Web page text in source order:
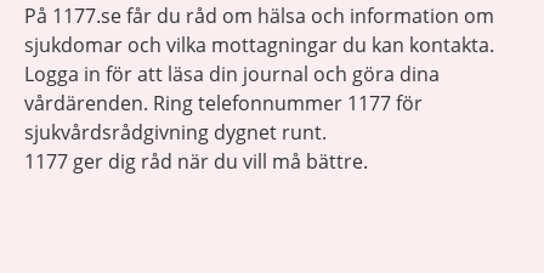
På 1177.se får du råd om hälsa och information om
sjukdomar och vilka mottagningar du kan kontakta.
Logga in för att läsa din journal och göra dina
vårdärenden. Ring telefonnummer 1177 för
sjukvårdsrådgivning dygnet runt.
1177 ger dig råd när du vill må bättre.